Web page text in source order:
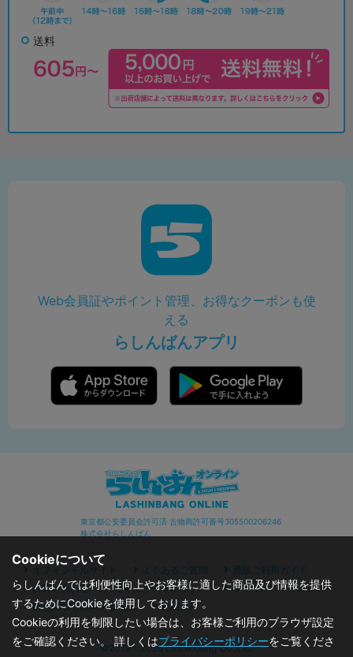
送料
Web会員証やポイント管理、お得なクーポンも使
える
らしんばんアプリ
東京都公安委員会許可済 古物商許可番号305500206246
株式会社らしんばん
オフィシャルサイト よくあるご質問
通販ご利用ガイド
お問い合わせ
セキュリティポリシー
プライバシーポリシー
特定商取引に関する表記
利用規約
©2019 - 2026 Lashinbang Co.,Ltd.
Cookieについて
らしんばんでは利便性向上やお客様に適した商品及び情報を提供
するためにCookieを使用しております。
Cookieの利用を制限したい場合は、お客様ご利用のブラウザ設定
をご確認ください。 詳しくはプライバシーポリシーをご覧くださ